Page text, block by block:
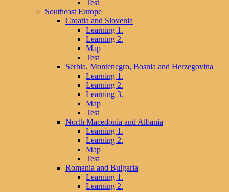
Test
Southeast Europe
Croatia and Slovenia
Learning 1.
Learning 2.
Map
Test
Serbia, Montenegro, Bosnia and Herzegovina
Learning 1.
Learning 2.
Learning 3.
Map
Test
North Macedonia and Albania
Learning 1.
Learning 2.
Map
Test
Romania and Bulgaria
Learning 1.
Learning 2.